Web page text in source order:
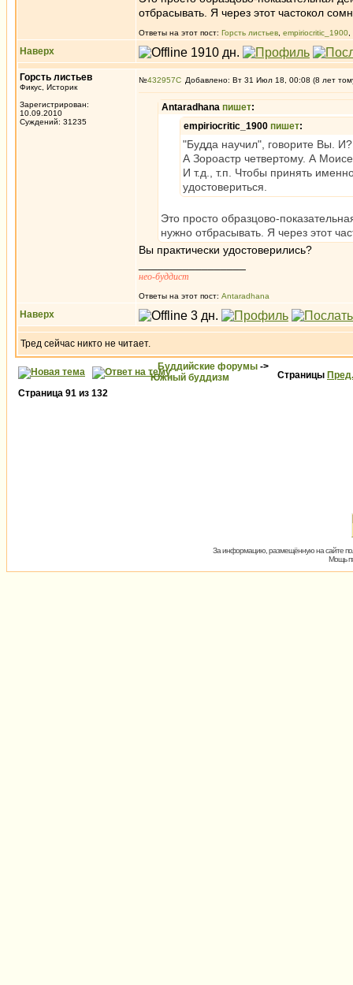
отбрасывать. Я через этот частокол
Ответы на этот пост: Горсть листьев empiriocritic_1900
Наверх
Горсть листьев
Фикус, Историк
Зарегистрирован:
10.09.2010
Суждений: 31235
№432957 Добавлено: Вт 31 Июл 18, 00:08 (8 лет
Antaradhana пишет:
empiriocritic_1900 пишет:
"Будда научил", говорите Вы.
А Зороастр четвертому. А
И т.д., т.п. Чтобы принять
удостовериться.
Это просто образцово-
нужно отбрасывать. Я через этот
Вы практически удостоверились?
нео-буддист
Ответы на этот пост: Antaradhana
Наверх
Тред сейчас никто не читает.
Буддийские форумы ->
Южный буддизм
Страницы Пред.
Страница 91 из 132
За информацию, размещённую на сайте
Мощь